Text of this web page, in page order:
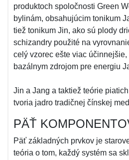
produktoch spoločnosti Green
bylinám, obsahujúcim tonikum
tiež tonikum Jin, ako sú plody
schizandry použité na
celý vzorec ešte viac
bazálnym zdrojom pre energiu
Jin a Jang a taktiež teórie
tvoria jadro tradičnej čínskej
PÄŤ
Päť základných prvkov je
teória o tom, každý systém sa